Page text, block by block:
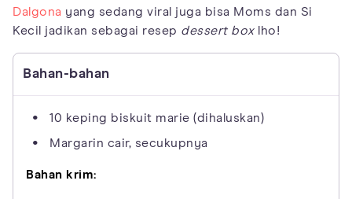
Dalgona yang sedang viral juga bisa Moms dan Si
Kecil jadikan sebagai resep dessert boxlho!
Bahan-bahan
10 keping biskuit marie (dihaluskan)
Margarin cair, secukupnya
Bahan krim: